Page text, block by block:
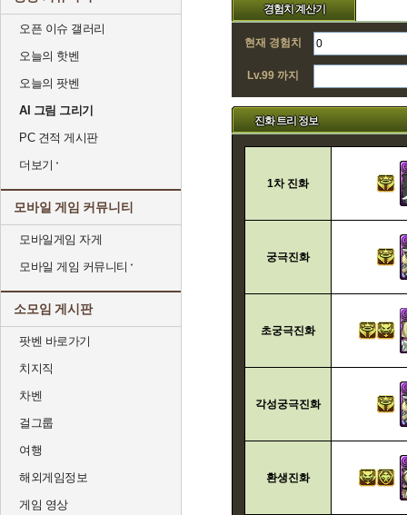
오픈 이슈 갤러리
오늘의 핫벤
오늘의 팟벤
AI 그림 그리기
PC 견적 게시판
더보기
모바일 게임 커뮤니티
모바일게임 자게
모바일 게임 커뮤니티
소모임 게시판
팟벤 바로가기
치지직
차벤
걸그룹
여행
해외게임정보
게임 영상
경험치 계산기
현재 경험치
Lv.99 까지
진화 트리 정보
1차 진화
궁극진화
초궁극진화
각성궁극진화
환생진화